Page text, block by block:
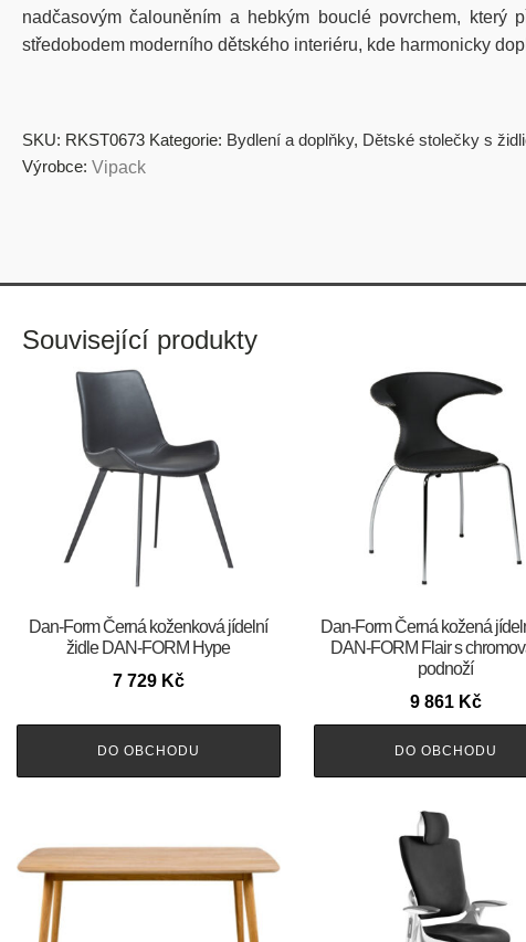
nadčasovým čalouněním a hebkým bouclé povrchem,
středobodem moderního dětského interiéru, kde harmonicky
SKU: RKST0673 Kategorie: Bydlení a doplňky, Dětské stolečky s
Výrobce: Vipack
Související produkty
​​​​​Dan-Form Černá koženková jídelní
židle DAN-FORM Hype
7 729 Kč
DO OBCHODU
​​​​​Dan-Form Černá kožená
DAN-FORM Flair s
podnoží
9 861 Kč
DO OBCHODU